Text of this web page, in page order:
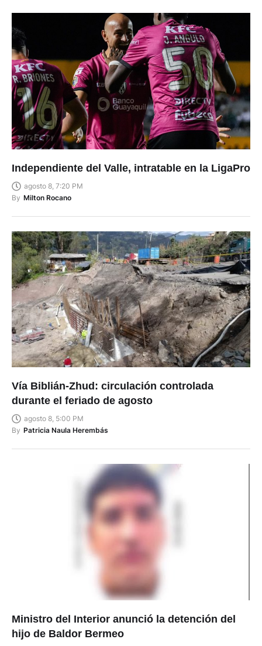
Independiente del Valle, intratable en la LigaPro
agosto 8, 7:20 PM
By Milton Rocano
Vía Biblián-Zhud: circulación controlada
durante el feriado de agosto
agosto 8, 5:00 PM
By Patricia Naula Herembás
Ministro del Interior anunció la detención del
hijo de Baldor Bermeo